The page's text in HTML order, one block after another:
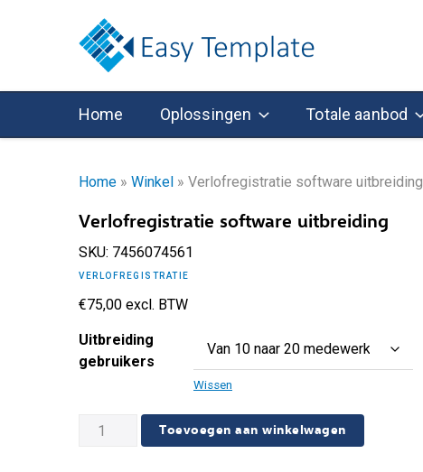
Home Oplossingen Totale aanbod
Home » Winkel » Verlofregistratie software uitbreiding
Verlofregistratie software uitbreiding
SKU: 7456074561
VERLOFREGISTRATIE
€75,00 excl. BTW
Uitbreiding
gebruikers
Wissen
VerlofregistratieToevoegen aan winkelwagen